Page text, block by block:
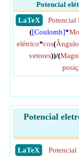
Potencial
​ LaTeX
Potencial
([Coulomb]*
elétrico*cos(
vetores))/(
Potencial
​LaTeX Potencial